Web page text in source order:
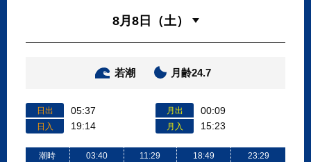
若潮 月齢24.7
日出 05:37
日入 19:14
月出 00:09
月入 15:23
潮時 03:40 11:29 18:49 23:29